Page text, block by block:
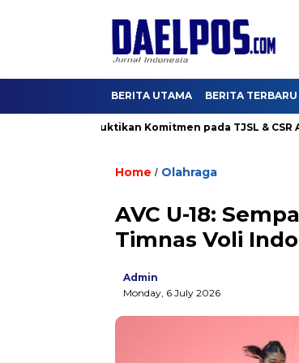
BERITA UTAMA BERITA TERBARU
Karya Buktikan Komitmen pada TJSL & CSR Award
Home / Olahraga
AVC U-18:
Timnas Voli
Admin
Monday, 6 July 2026